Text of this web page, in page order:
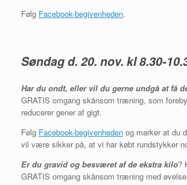
Følg Facebook-begivenheden.
Søndag d. 20. nov. kl 8.30-
Har du ondt, eller vil du gerne undgå at få
GRATIS omgang skånsom træning, som
reducerer gener af gigt.
Følg Facebook-begivenheden og marker at du
vil være sikker på, at vi har købt rundstykker
Er du gravid og besværet af de ekstra kilo?
GRATIS omgang skånsom træning med